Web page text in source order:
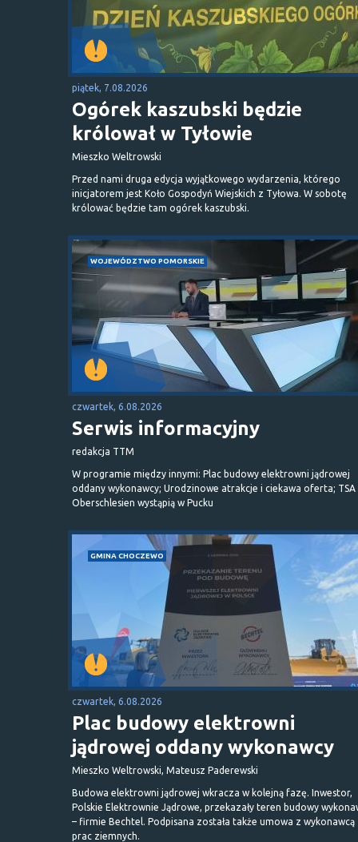
piątek, 7.08.2026
Ogórek kaszubski będzie
królował w Tyłowie
Mieszko Weltrowski
Przed nami druga edycja wyjątkowego wydarzenia, którego
inicjatorem jest Koło Gospodyń Wiejskich z Tyłowa. W sobotę
królować będzie tam ogórek kaszubski.
WOJEWÓDZTWO POMORSKIE
czwartek, 6.08.2026
Serwis informacyjny
redakcja TTM
W programie między innymi: Plac budowy elektrowni jądrowej
oddany wykonawcy; Urodzinowe atrakcje i ciekawa oferta; TSA
Oberschlesien wystąpią w Pucku
GMINA CHOCZEWO
czwartek, 6.08.2026
Plac budowy elektrowni
jądrowej oddany wykonawcy
Mieszko Weltrowski, Mateusz Paderewski
Budowa elektrowni jądrowej wkracza w kolejną fazę. Inwestor,
Polskie Elektrownie Jądrowe, przekazały teren budowy
– firmie Bechtel. Podpisana została także umowa z wykonawcą
prac ziemnych.